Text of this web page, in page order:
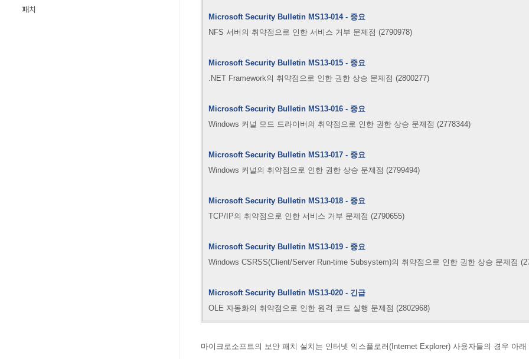
Microsoft Security Bulletin MS13-014 - 중요
NFS 서버의 취약점으로 인한 서비스 거부 문제점 (2790978)
Microsoft Security Bulletin MS13-015 - 중요
.NET Framework의 취약점으로 인한 권한 상승 문제점 (2800277)
Microsoft Security Bulletin MS13-016 - 중요
Windows 커널 모드 드라이버의 취약점으로 인한 권한 상승 문제점 (2778344)
Microsoft Security Bulletin MS13-017 - 중요
Windows 커널의 취약점으로 인한 권한 상승 문제점 (2799494)
Microsoft Security Bulletin MS13-018 - 중요
TCP/IP의 취약점으로 인한 서비스 거부 문제점 (2790655)
Microsoft Security Bulletin MS13-019 - 중요
Windows CSRSS(Client/Server Run-time Subsystem)의 취약점으로 인한 권한 상승 문제점
Microsoft Security Bulletin MS13-020 - 긴급
OLE 자동화의 취약점으로 인한 원격 코드 실행 문제점 (2802968)
마이크로소프트의 보안 패치 설치는 인터넷 익스플로러(Internet Explorer) 사용자들의 경우 아
패치